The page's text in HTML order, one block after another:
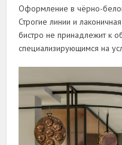
Оформление в чёрно-
Строгие линии и
бистро не принадлежит к
специализирующимся на